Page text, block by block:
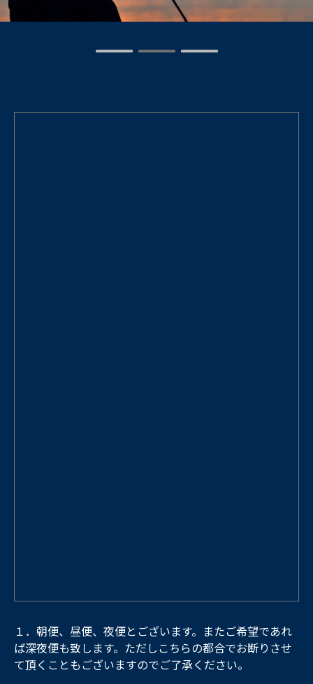
１．朝便、昼便、夜便とございます。またご希望であれ
ば深夜便も致します。ただしこちらの都合でお断りさせ
て頂くこともございますのでご了承ください。